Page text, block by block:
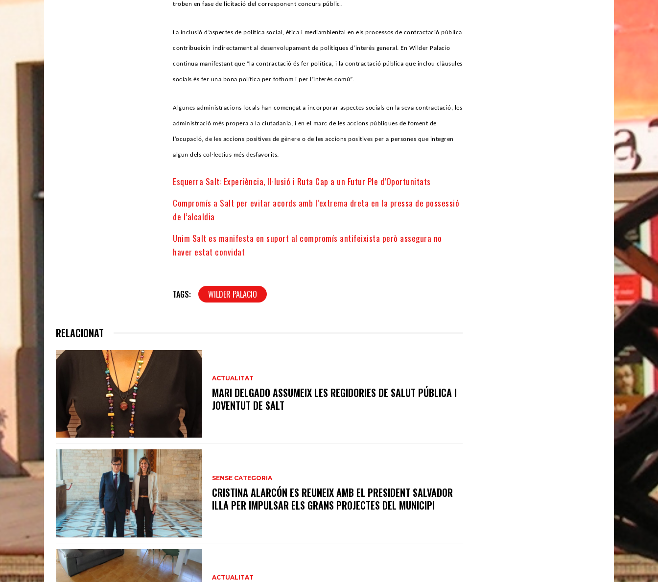
troben en fase de licitació del corresponent concurs públic.
La inclusió d’aspectes de política social, ètica i mediambiental en els processos de contractació pública
contribueixin indirectament al desenvolupament de polítiques d’interès general. En Wilder Palacio
continua manifestant que “la contractació és fer política, i la contractació pública que inclou clàusules
socials és fer una bona política per tothom i per l’interès comú”.
Algunes administracions locals han començat a incorporar aspectes socials en la seva contractació, les
administració més propera a la ciutadania, i en el marc de les accions públiques de foment de
l’ocupació, de les accions positives de gènere o de les accions positives per a persones que integren
algun dels col·lectius més desfavorits.
Esquerra Salt: Experiència, Il·lusió i Ruta Cap a un Futur Ple d’Oportunitats
Compromís a Salt per evitar acords amb l’extrema dreta en la pressa de possessió
de l’alcaldia
Unim Salt es manifesta en suport al compromís antifeixista però assegura no
haver estat convidat
TAGS: WILDER PALACIO
RELACIONAT
ACTUALITAT
MARI DELGADO ASSUMEIX LES REGIDORIES DE SALUT PÚBLICA I
JOVENTUT DE SALT
SENSE CATEGORIA
CRISTINA ALARCÓN ES REUNEIX AMB EL PRESIDENT SALVADOR
ILLA PER IMPULSAR ELS GRANS PROJECTES DEL MUNICIPI
ACTUALITAT